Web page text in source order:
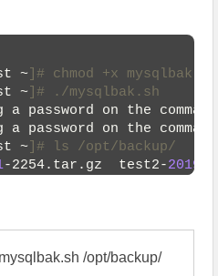
~ ]# chmod +x
~ ]# ./mysqlbak.sh
a password on the
a password on the
~ ]# ls /opt/backup/
-2254.tar.gz  test2-
/opt/backup/